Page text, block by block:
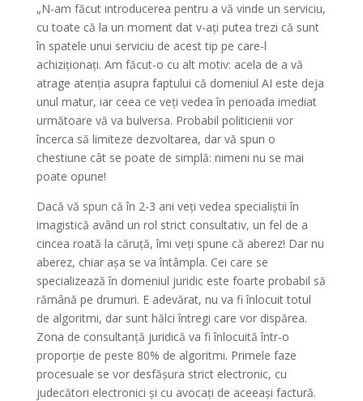
„N-am făcut introducerea pentru a vă vinde un serviciu,
cu toate că la un moment dat v-ați putea trezi că sunt
în spatele unui serviciu de acest tip pe care-l
achiziționați. Am făcut-o cu alt motiv: acela de a vă
atrage atenția asupra faptului că domeniul AI este deja
unul matur, iar ceea ce veți vedea în perioada imediat
următoare vă va bulversa. Probabil politicienii vor
încerca să limiteze dezvoltarea, dar vă spun o
chestiune cât se poate de simplă: nimeni nu se mai
poate opune!
Dacă vă spun că în 2-3 ani veți vedea specialiștii în
imagistică având un rol strict consultativ, un fel de a
cincea roată la căruță, îmi veți spune că aberez! Dar nu
aberez, chiar așa se va întâmpla. Cei care se
specializează în domeniul juridic este foarte probabil să
rămână pe drumuri. E adevărat, nu va fi înlocuit totul
de algoritmi, dar sunt hălci întregi care vor dispărea.
Zona de consultanță juridică va fi înlocuită într-o
proporție de peste 80% de algoritmi. Primele faze
procesuale se vor desfășura strict electronic, cu
judecători electronici și cu avocați de aceeași factură.